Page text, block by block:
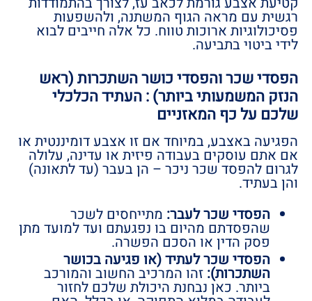
רגשית עם מראה הגוף המשתנה, ולהשפעות
פסיכולוגיות ארוכות טווח. כל אלה חייבים לבוא
לידי ביטוי בתביעה.
הפסדי שכר והפסדי כושר השתכרות (ראש
הנזק המשמעותי ביותר) : העתיד הכלכלי
שלכם על כף המאזניים
הפגיעה באצבע, במיוחד אם זו אצבע דומיננטית או
אם אתם עוסקים בעבודה פיזית או עדינה, עלולה
לגרום להפסד שכר ניכר – הן בעבר (עד לתאונה)
והן בעתיד.
הפסדי שכר לעבר: מתייחסים לשכר
שהפסדתם מהיום בו נפגעתם ועד למועד מתן
פסק הדין או הסכם הפשרה.
הפסדי שכר לעתיד (או פגיעה בכושר
השתכרות): זהו המרכיב החשוב והמורכב
ביותר. כאן נבחנת היכולת שלכם לחזור